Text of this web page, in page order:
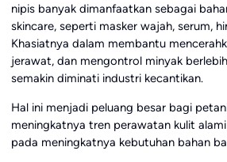
nipis banyak dimanfaatkan sebagai
skincare, seperti masker wajah, serum,
Khasiatnya dalam membantu
jerawat, dan mengontrol minyak
semakin diminati industri kecantikan.
Hal ini menjadi peluang besar bagi
meningkatnya tren perawatan kulit
pada meningkatnya kebutuhan bahan